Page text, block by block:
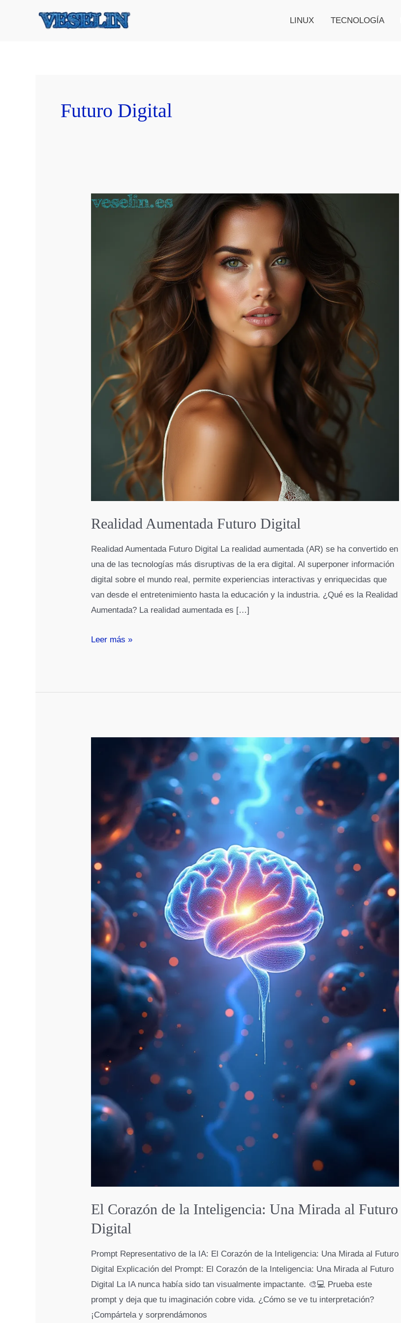
LINUX TECNOLOGÍA
Futuro Digital
Realidad Aumentada Futuro Digital
Realidad Aumentada Futuro Digital La realidad aumentada (AR) se ha convertido en
una de las tecnologías más disruptivas de la era digital. Al superponer información
digital sobre el mundo real, permite experiencias interactivas y enriquecidas que
van desde el entretenimiento hasta la educación y la industria. ¿Qué es la Realidad
Aumentada? La realidad aumentada es […]
Realidad
Leer más »
El Corazón de la Inteligencia: Una Mirada al Futuro
Digital
Prompt Representativo de la IA: El Corazón de la Inteligencia: Una Mirada al Futuro
Digital Explicación del Prompt: El Corazón de la Inteligencia: Una Mirada al Futuro
Digital La IA nunca había sido tan visualmente impactante. 🎨💻 Prueba este
prompt y deja que tu imaginación cobre vida. ¿Cómo se ve tu interpretación?
¡Compártela y sorprendámonos